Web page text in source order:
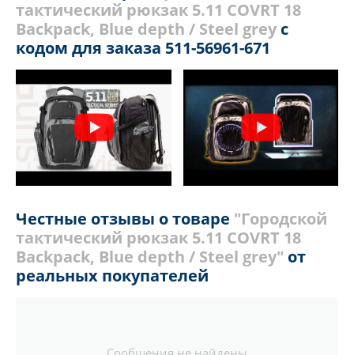
тактический рюкзак 5.11 COVRT 18
Backpack, Blue depth / Steel grey с
кодом для заказа 511-56961-671
Честные отзывы о товаре "Городской
тактический рюкзак 5.11 COVRT 18
Backpack, Blue depth / Steel grey" от
реальных покупателей